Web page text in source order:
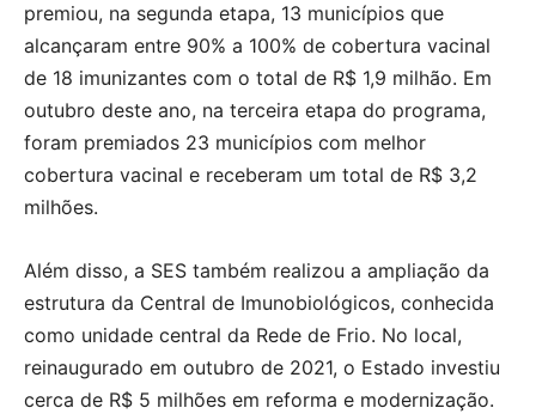
premiou, na segunda etapa, 13 municípios que
alcançaram entre 90% a 100% de cobertura vacinal
de 18 imunizantes com o total de R$ 1,9 milhão. Em
outubro deste ano, na terceira etapa do programa,
foram premiados 23 municípios com melhor
cobertura vacinal e receberam um total de R$ 3,2
milhões.
Além disso, a SES também realizou a ampliação da
estrutura da Central de Imunobiológicos, conhecida
como unidade central da Rede de Frio. No local,
reinaugurado em outubro de 2021, o Estado investiu
cerca de R$ 5 milhões em reforma e modernização.